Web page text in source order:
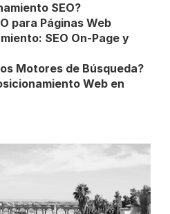
SEO?
para Páginas Web
SEO On-Page y
Motores de Búsqueda?
Web en